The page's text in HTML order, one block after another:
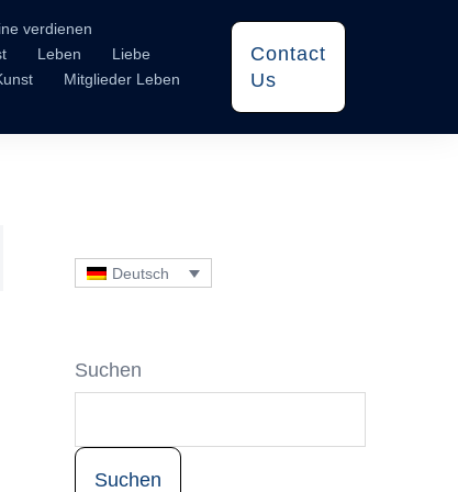
verdienen
Leben
Liebe
Mitglieder Leben
Contact
Us
Deutsch
Suchen
Suchen